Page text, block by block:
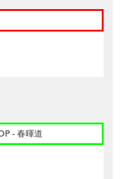
- 春暉道